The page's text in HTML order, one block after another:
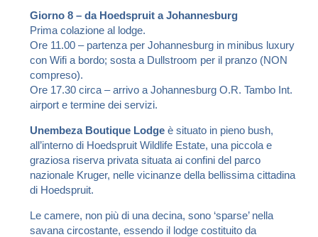
Giorno 8 – da Hoedspruit a Johannesburg
Prima colazione al lodge.
Ore 11.00 – partenza per Johannesburg in minibus luxury
con Wifi a bordo; sosta a Dullstroom per il pranzo (NON
compreso).
Ore 17.30 circa – arrivo a Johannesburg O.R. Tambo Int.
airport e termine dei servizi.
Unembeza Boutique Lodgeè situato in pieno bush,
all’interno di Hoedspruit Wildlife Estate, una piccola e
graziosa riserva privata situata ai confini del parco
nazionale Kruger, nelle vicinanze della bellissima cittadina
di Hoedspruit.
Le camere, non più di una decina, sono ‘sparse’ nella
savana circostante, essendo il lodge costituito da